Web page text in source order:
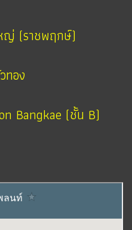
ญ่ (ราชพฤกษ์)
ทอง
Bangkae (ชั้น B)